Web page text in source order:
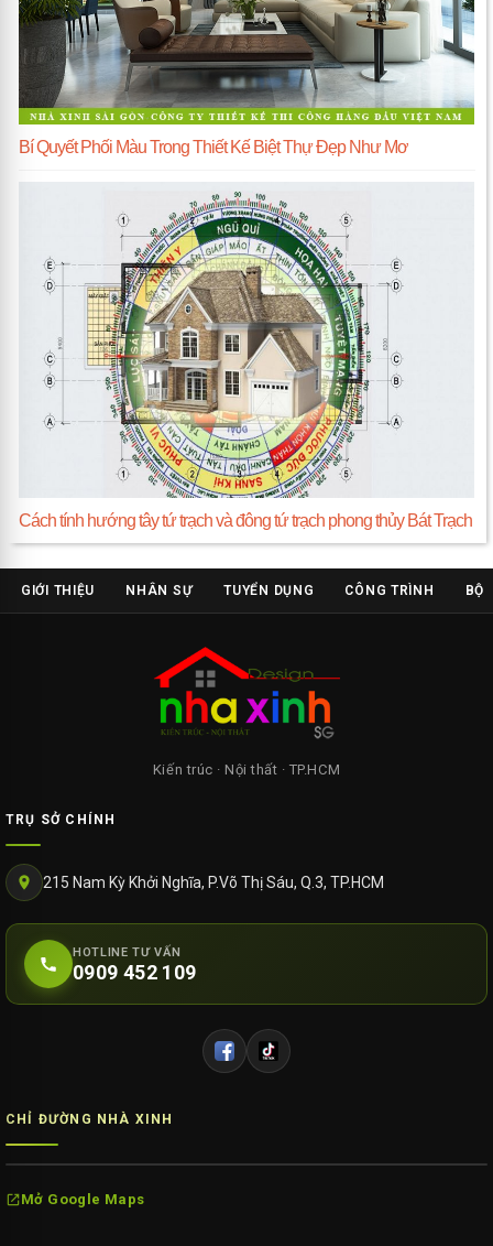
Bí Quyết Phối Màu Trong Thiết Kế Biệt Thự Đẹp Như Mơ
Cách tính hướng tây tứ trạch và đông tứ trạch phong thủy Bát Trạch
GIỚI THIỆU NHÂN SỰ TUYỂN DỤNG CÔNG TRÌNH BỘ
Kiến trúc · Nội thất · TP.HCM
TRỤ SỞ CHÍNH
215 Nam Kỳ Khởi Nghĩa, P.Võ Thị Sáu, Q.3, TP.HCM
HOTLINE TƯ VẤN
0909 452 109
CHỈ ĐƯỜNG NHÀ XINH
Mở Google Maps